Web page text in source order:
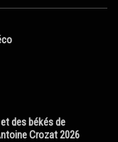
des békés de
Crozat 2026